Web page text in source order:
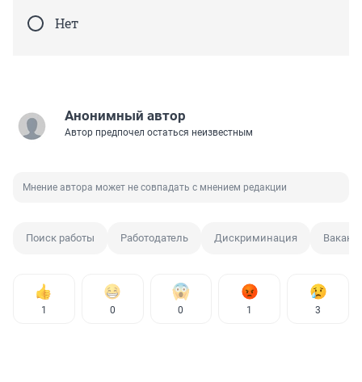
Нет
Анонимный автор
Автор предпочел остаться неизвестным
Мнение автора может не совпадать с мнением редакции
Поиск работы Работодатель Дискриминация
1 0 0 1 3